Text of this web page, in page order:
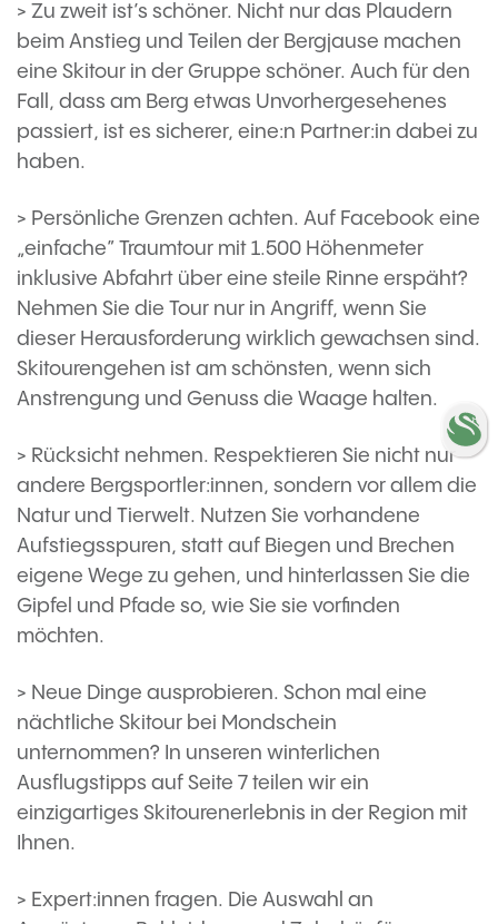
> Zu zweit ist’s schöner. Nicht nur das Plaudern
beim Anstieg und Teilen der Bergjause machen
eine Skitour in der Gruppe schöner. Auch für den
Fall, dass am Berg etwas Unvorhergesehenes
passiert, ist es sicherer, eine:n Partner:in dabei zu
haben.
> Persönliche Grenzen achten. Auf Facebook eine
„einfache” Traumtour mit 1.500 Höhenmeter
inklusive Abfahrt über eine steile Rinne erspäht?
Nehmen Sie die Tour nur in Angriff, wenn Sie
dieser Herausforderung wirklich gewachsen sind.
Skitourengehen ist am schönsten, wenn sich
Anstrengung und Genuss die Waage halten.
> Rücksicht nehmen. Respektieren Sie nicht nur
andere Bergsportler:innen, sondern vor allem die
Natur und Tierwelt. Nutzen Sie vorhandene
Aufstiegsspuren, statt auf Biegen und Brechen
eigene Wege zu gehen, und hinterlassen Sie die
Gipfel und Pfade so, wie Sie sie vorfinden
möchten.
> Neue Dinge ausprobieren. Schon mal eine
nächtliche Skitour bei Mondschein
unternommen? In unseren winterlichen
Ausflugstipps auf Seite 7 teilen wir ein
einzigartiges Skitourenerlebnis in der Region mit
Ihnen.
> Expert:innen fragen. Die Auswahl an